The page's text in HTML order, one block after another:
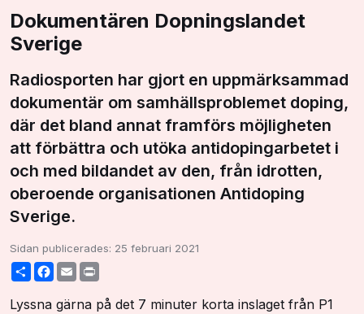
Dokumentären Dopningslandet
Sverige
Radiosporten har gjort en uppmärksammad
dokumentär om samhällsproblemet doping,
där det bland annat framförs möjligheten
att förbättra och utöka antidopingarbetet i
och med bildandet av den, från idrotten,
oberoende organisationen Antidoping
Sverige.
Sidan publicerades: 25 februari 2021
ShareFacebook
Email
Lyssna gärna på det 7 minuter korta inslaget från P1